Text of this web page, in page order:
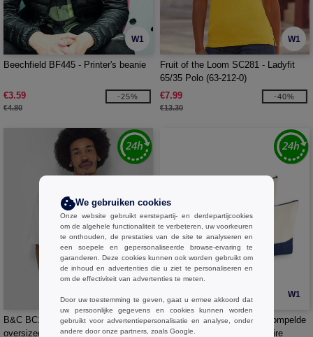
W1
Beechfield BF445 - Printer's beanie
€3.59
€4.80
-25%
W1
Fruit of the Loom SC281 - Ladyfit
65/35 Polo (63-212-0)
€7.99
€13.30
-40%
B&C BC10T - Zwaar unisex
oversized t-shirt
W1
Westford mill WM544 - Gedompelde
Onderkant Canvas Accessoire
We gebruiken cookies
Onze website gebruikt eerstepartij- en derdepartijcookies
om de algehele functionaliteit te verbeteren, uw voorkeuren
te onthouden, de prestaties van de site te analyseren en
een soepele en gepersonaliseerde browse-ervaring te
garanderen. Deze cookies kunnen ook worden gebruikt om
de inhoud en advertenties die u ziet te personaliseren en
om de effectiviteit van advertenties te meten.
Door uw toestemming te geven, gaat u ermee akkoord dat
uw persoonlijke gegevens en cookies kunnen worden
gebruikt voor advertentiepersonalisatie en analyse, onder
andere door onze partners, zoals Google.